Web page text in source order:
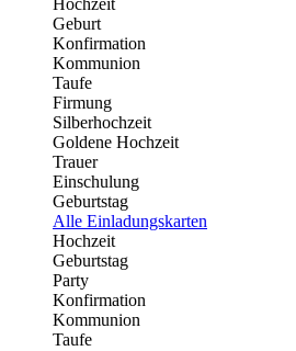
Hochzeit
Geburt
Konfirmation
Kommunion
Taufe
Firmung
Silberhochzeit
Goldene Hochzeit
Trauer
Einschulung
Geburtstag
Alle Einladungskarten
Hochzeit
Geburtstag
Party
Konfirmation
Kommunion
Taufe